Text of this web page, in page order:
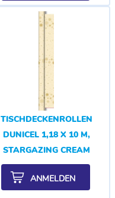
TISCHDECKENROLLEN
DUNICEL 1,18 X 10 M,
STARGAZING CREAM
ANMELDEN